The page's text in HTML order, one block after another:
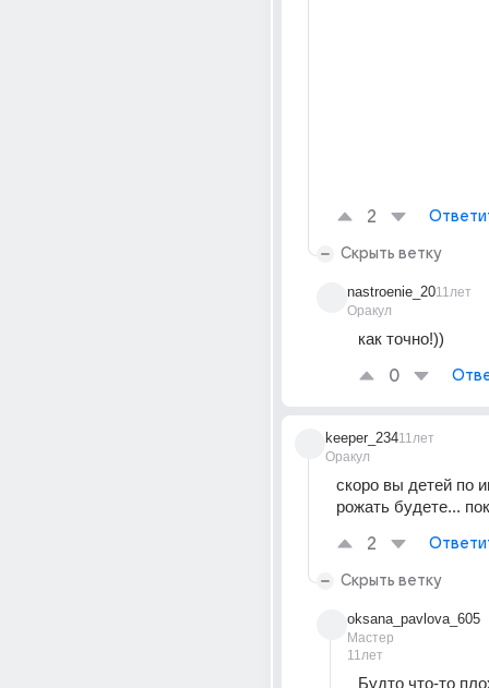
2
Скрыть ветку
nastroenie_20
Оракул
11лет
как точно!))
0
keeper_234
Оракул
11лет
скоро вы детей по
рожать будете...
2
Скрыть ветку
oksana_pavlova_605
Мастер
11лет
Будто что-то